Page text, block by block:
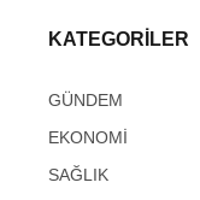
KATEGORİLER
GÜNDEM
EKONOMİ
SAĞLIK